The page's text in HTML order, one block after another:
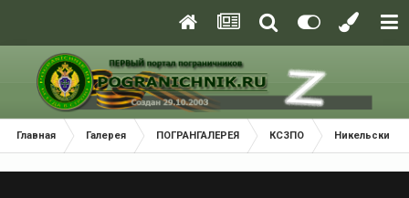
Главная Галерея ПОГРАНГАЛЕРЕЯ КСЗПО Никельский